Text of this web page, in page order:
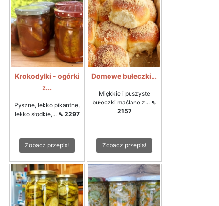
Krokodylki - ogórki
z...
Pyszne, lekko pikantne,
lekko słodkie,... ⇖ 2297
Zobacz przepis!
Domowe bułeczki...
Miękkie i puszyste
bułeczki maślane z... ⇖
2157
Zobacz przepis!